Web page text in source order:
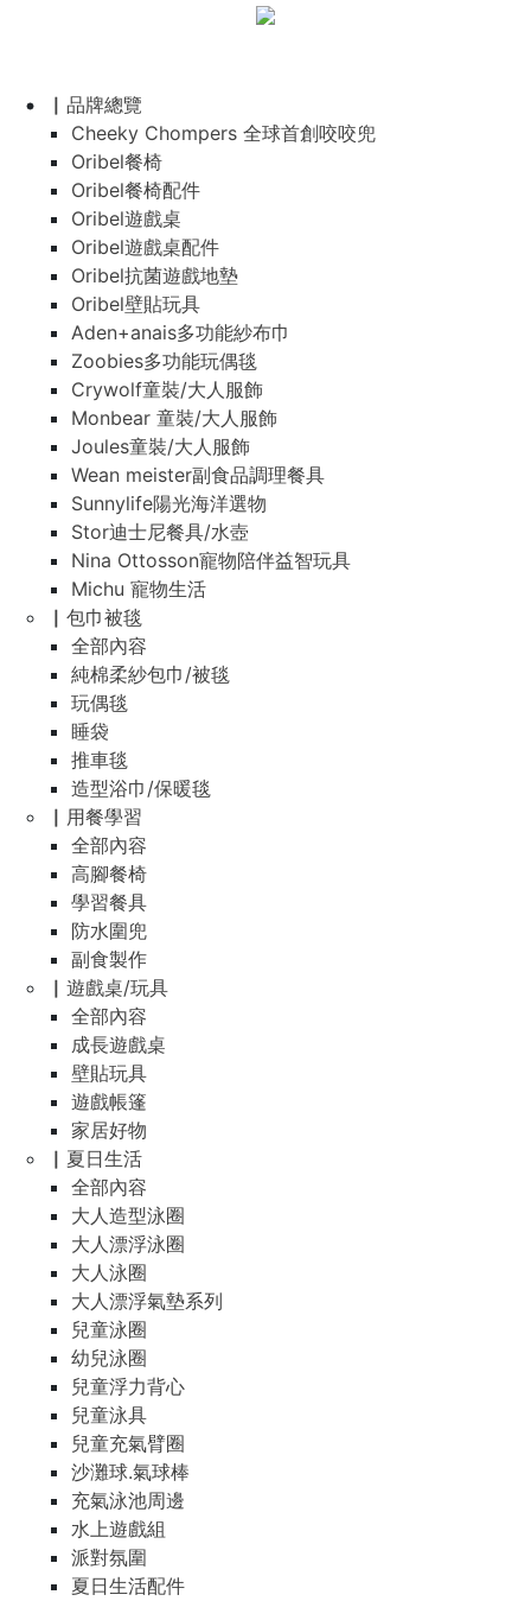
▏品牌總覽
Cheeky Chompers 全球首創咬咬兜
Oribel餐椅
Oribel餐椅配件
Oribel遊戲桌
Oribel遊戲桌配件
Oribel抗菌遊戲地墊
Oribel壁貼玩具
Aden+anais多功能紗布巾
Zoobies多功能玩偶毯
Crywolf童裝/大人服飾
Monbear 童裝/大人服飾
Joules童裝/大人服飾
Wean meister副食品調理餐具
Sunnylife陽光海洋選物
Stor迪士尼餐具/水壺
Nina Ottosson寵物陪伴益智玩具
Michu 寵物生活
▏包巾被毯
全部內容
純棉柔紗包巾/被毯
玩偶毯
睡袋
推車毯
造型浴巾/保暖毯
▏用餐學習
全部內容
高腳餐椅
學習餐具
防水圍兜
副食製作
▏遊戲桌/玩具
全部內容
成長遊戲桌
壁貼玩具
遊戲帳篷
家居好物
▏夏日生活
全部內容
大人造型泳圈
大人漂浮泳圈
大人泳圈
大人漂浮氣墊系列
兒童泳圈
幼兒泳圈
兒童浮力背心
兒童泳具
兒童充氣臂圈
沙灘球.氣球棒
充氣泳池周邊
水上遊戲組
派對氛圍
夏日生活配件